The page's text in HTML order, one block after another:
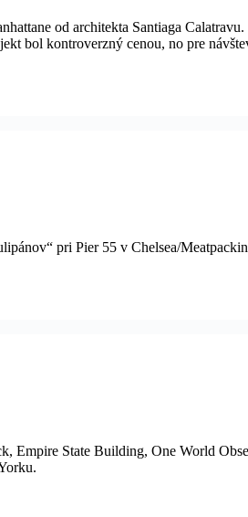
od architekta Santiaga
bol kontroverzný cenou, no pre
pri Pier 55 v Chelsea/
Empire State Building, One World